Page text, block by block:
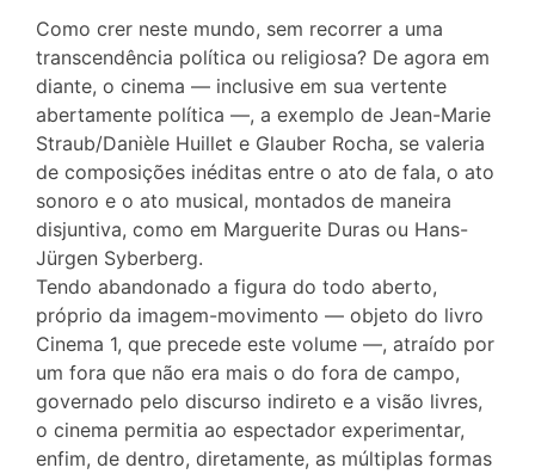
Como crer neste mundo, sem recorrer a uma
transcendência política ou religiosa? De agora em
diante, o cinema — inclusive em sua vertente
abertamente política —, a exemplo de Jean-Marie
Straub/Danièle Huillet e Glauber Rocha, se valeria
de composições inéditas entre o ato de fala, o ato
sonoro e o ato musical, montados de maneira
disjuntiva, como em Marguerite Duras ou Hans-
Jürgen Syberberg.
Tendo abandonado a figura do todo aberto,
próprio da imagem-movimento — objeto do livro
Cinema 1, que precede este volume —, atraído por
um fora que não era mais o do fora de campo,
governado pelo discurso indireto e a visão livres,
o cinema permitia ao espectador experimentar,
enfim, de dentro, diretamente, as múltiplas formas